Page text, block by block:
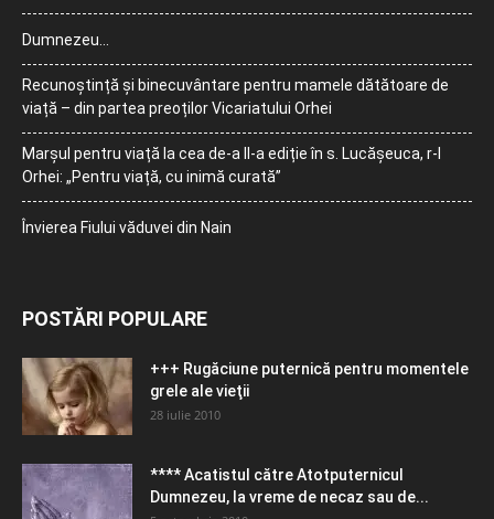
Dumnezeu…
Recunoștință și binecuvântare pentru mamele dătătoare de
viață – din partea preoților Vicariatului Orhei
Marșul pentru viață la cea de-a II-a ediție în s. Lucășeuca, r-l
Orhei: „Pentru viață, cu inimă curată”
Învierea Fiului văduvei din Nain
POSTĂRI POPULARE
+++ Rugăciune puternică pentru momentele
grele ale vieţii
28 iulie 2010
**** Acatistul către Atotputernicul
Dumnezeu, la vreme de necaz sau de...